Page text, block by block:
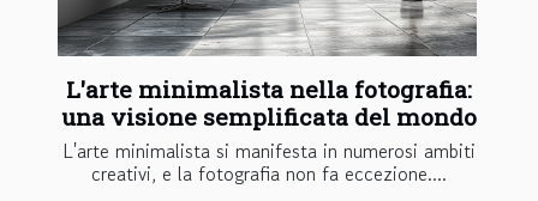
L'arte minimalista nella fotografia:
una visione semplificata del mondo
L'arte minimalista si manifesta in numerosi ambiti
creativi, e la fotografia non fa eccezione....